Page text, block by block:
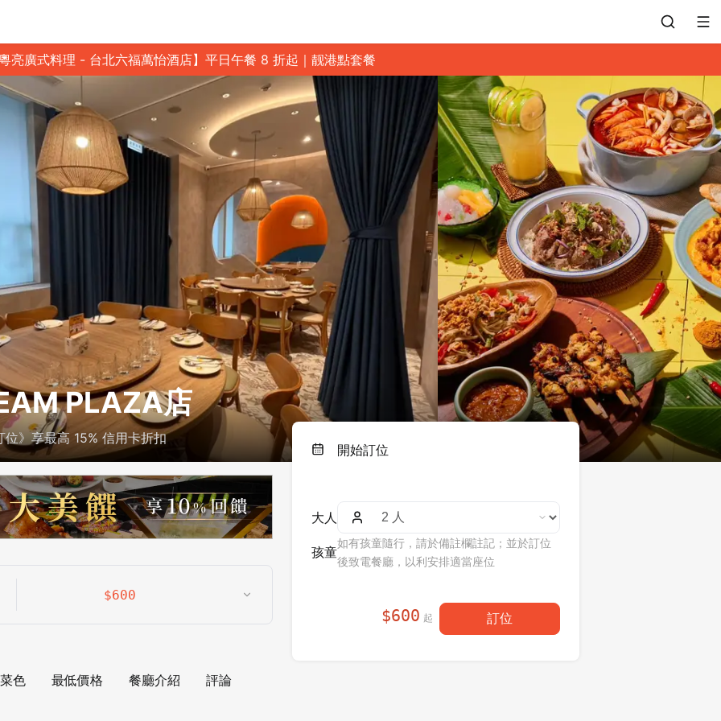
訂位紀錄
餐廳客服
常見問題
EZTABLE 禮物卡
餐廳合作
亮廣式料理 - 台北六福萬怡酒店】平日午餐 8 折起｜靓港點套餐
PLAZA店
》享最高 15% 信用卡折扣
$600
色 最低價格 餐廳介紹 評論
開始訂位
大人
孩童
如有孩童隨行，請於備註欄註記；並於訂位
後致電餐廳，以利安排適當座位
$600 起 訂位